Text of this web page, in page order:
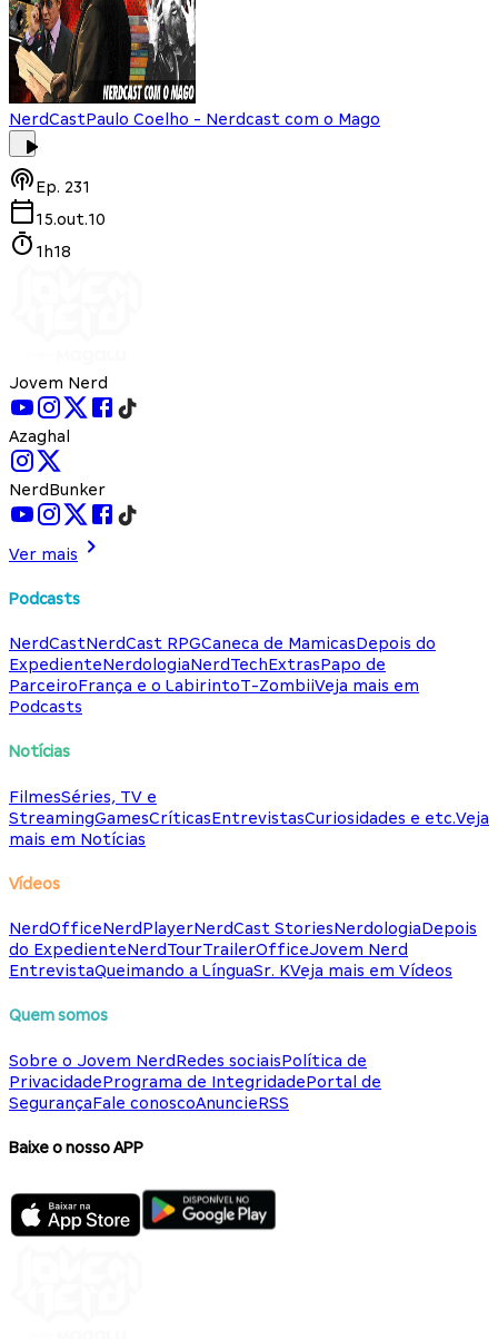
NerdCastPaulo Coelho - Nerdcast com o Mago
Ep. 231
15.out.10
1h18
Jovem Nerd
Azaghal
NerdBunker
Ver mais
Podcasts
NerdCastNerdCast RPGCaneca de MamicasDepois do
ExpedienteNerdologiaNerdTechExtrasPapo de
ParceiroFrança e o LabirintoT-ZombiiVeja mais em
Podcasts
Notícias
FilmesSéries, TV e
StreamingGamesCríticasEntrevistasCuriosidades e etc.Veja
mais em Notícias
Vídeos
NerdOfficeNerdPlayerNerdCast StoriesNerdologiaDepois
do ExpedienteNerdTourTrailerOfficeJovem Nerd
EntrevistaQueimando a LínguaSr. KVeja mais em Vídeos
Quem somos
Sobre o Jovem NerdRedes sociaisPolítica de
PrivacidadePrograma de IntegridadePortal de
SegurançaFale conoscoAnuncieRSS
Baixe o nosso APP